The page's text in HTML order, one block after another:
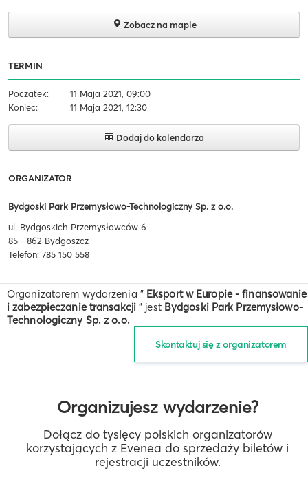
Zobacz na mapie
TERMIN
Początek:
11 Maja 2021, 09:00
Koniec:
11 Maja 2021, 12:30
Dodaj do kalendarza
ORGANIZATOR
Bydgoski Park Przemysłowo-Technologiczny Sp. z o.o.
ul. Bydgoskich Przemysłowców 6
85 - 862 Bydgoszcz
Telefon: 785 150 558
Organizatorem wydarzenia " Eksport w Europie - finansowanie
i zabezpieczanie transakcji" jest Bydgoski Park Przemysłowo-
Technologiczny Sp. z o.o.
Skontaktuj się z organizatorem
Organizujesz wydarzenie?
Dołącz do tysięcy polskich organizatorów
korzystających z Evenea do sprzedaży biletów i
rejestracji uczestników.